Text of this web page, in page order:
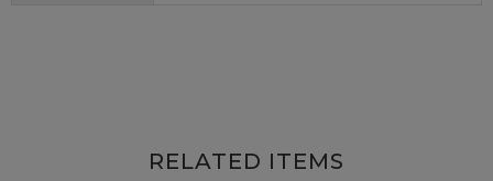
RELATED ITEMS